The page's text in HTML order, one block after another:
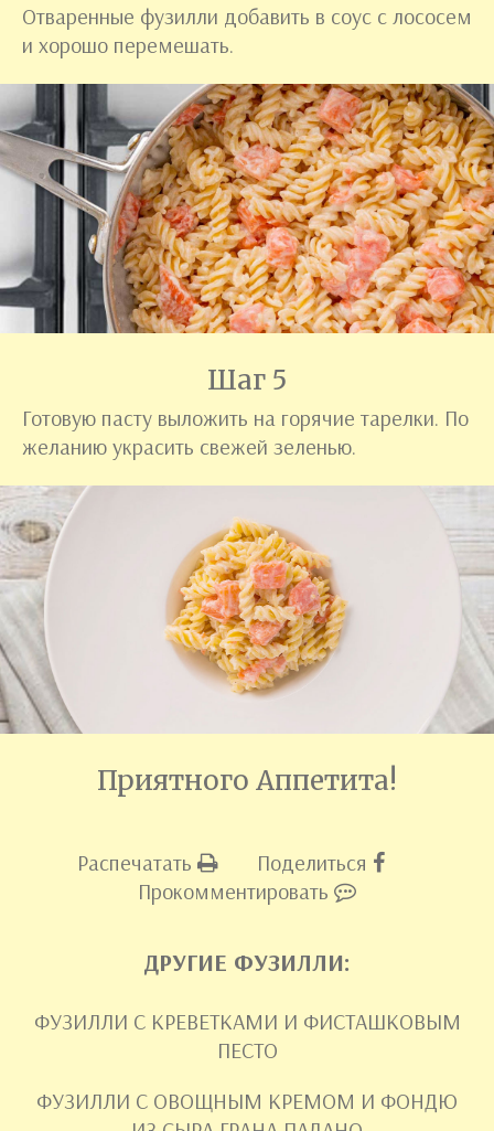
Отваренные фузилли добавить в соус с лососем
и хорошо перемешать.
Шаг 5
Готовую пасту выложить на горячие тарелки. По
желанию украсить свежей зеленью.
Приятного Аппетита!
Распечатать
Поделиться
Прокомментировать
ДРУГИЕ ФУЗИЛЛИ:
ФУЗИЛЛИ С КРЕВЕТКАМИ И ФИСТАШКОВЫМ
ПЕСТО
ФУЗИЛЛИ С ОВОЩНЫМ КРЕМОМ И ФОНДЮ